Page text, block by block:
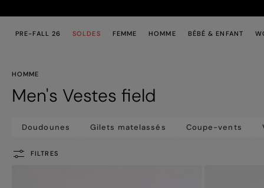
PRE-FALL 26 SOLDES FEMME HOMME BÉBÉ & ENFANT
HOMME
Men's Vestes field
Doudounes Gilets matelassés Coupe-vents
FILTRES